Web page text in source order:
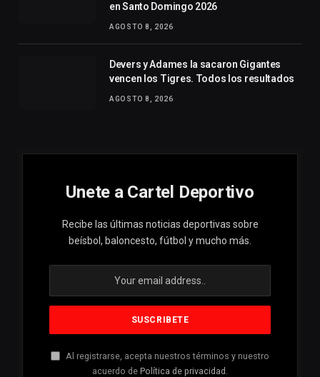
en Santo Domingo 2026
AGOSTO 8, 2026
Devers y Adames la sacaron Gigantes
vencen los Tigres. Todos los resultados
AGOSTO 8, 2026
Unete a Cartel Deportivo
Recibe las últimas noticias deportivas sobre
beísbol, baloncesto, fútbol y mucho más.
Al registrarse, acepta nuestros términos y nuestro
acuerdo de Política de privacidad .